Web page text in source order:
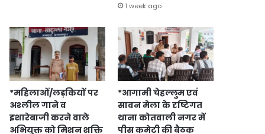
1 week ago
*महिलाओं/लड़कियों पर
अश्लील गाने व
इशारेबाजी करने वाले
अभियुक्त को मिशन शक्ति
*आगामी चेहल्लुम एवं
सावन मेला के दृष्टिगत
थाना कोतवाली नगर में
पीस कमेटी की बैठक